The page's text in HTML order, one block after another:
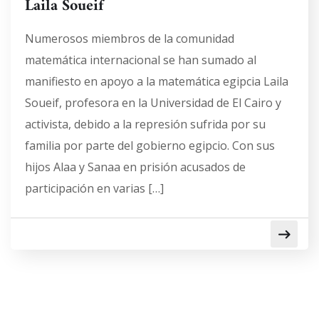
Laila Soueif
Numerosos miembros de la comunidad
matemática internacional se han sumado al
manifiesto en apoyo a la matemática egipcia Laila
Soueif, profesora en la Universidad de El Cairo y
activista, debido a la represión sufrida por su
familia por parte del gobierno egipcio. Con sus
hijos Alaa y Sanaa en prisión acusados de
participación en varias […]